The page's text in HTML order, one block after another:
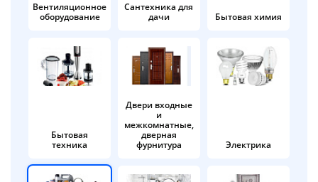
Вентиляционное
оборудование
Сантехника для
дачи
Бытовая химия
Бытовая
техника
Двери входные
и
межкомнатные,
дверная
фурнитура
Электрика
Подробнее
об оплате Плайтом
раз в 2
недели
Остались вопросы?
8 800 302-02-51
plait.ru